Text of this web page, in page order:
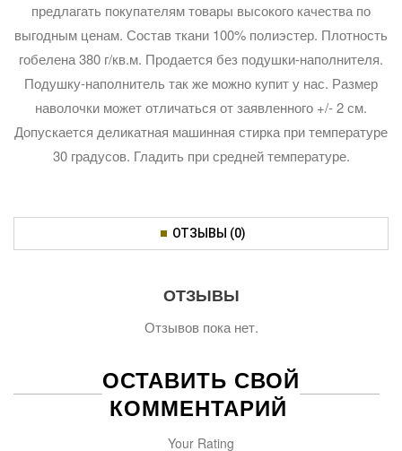
предлагать покупателям товары высокого качества по
выгодным ценам. Состав ткани 100% полиэстер. Плотность
гобелена 380 г/кв.м. Продается без подушки-наполнителя.
Подушку-наполнитель так же можно купит у нас. Размер
наволочки может отличаться от заявленного +/- 2 см.
Допускается деликатная машинная стирка при температуре
30 градусов. Гладить при средней температуре.
ОТЗЫВЫ (0)
ОТЗЫВЫ
Отзывов пока нет.
ОСТАВИТЬ СВОЙ
КОММЕНТАРИЙ
Your Rating